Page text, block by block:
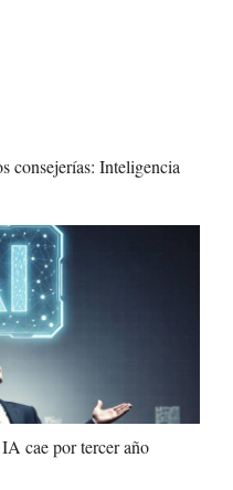
consejerías: Inteligencia
cae por tercer año